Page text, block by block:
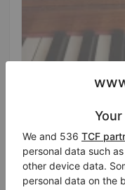
Hot
Burger & Jacobi
funzionante